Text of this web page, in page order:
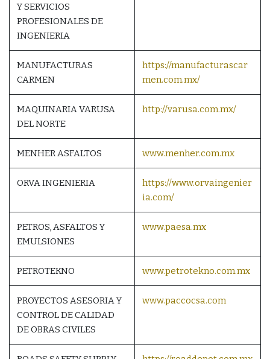
Y SERVICIOS
PROFESIONALES DE
INGENIERIA
MANUFACTURAS
CARMEN
https://manufacturascar
men.com.mx/
MAQUINARIA VARUSA
DEL NORTE
http://varusa.com.mx/
MENHER ASFALTOS www.menher.com.mx
ORVA INGENIERIA
https://www.orvaingenier
ia.com/
PETROS, ASFALTOS Y
EMULSIONES
www.paesa.mx
PETROTEKNO www.petrotekno.com.mx
PROYECTOS ASESORIA Y
CONTROL DE CALIDAD
DE OBRAS CIVILES
www.paccocsa.com